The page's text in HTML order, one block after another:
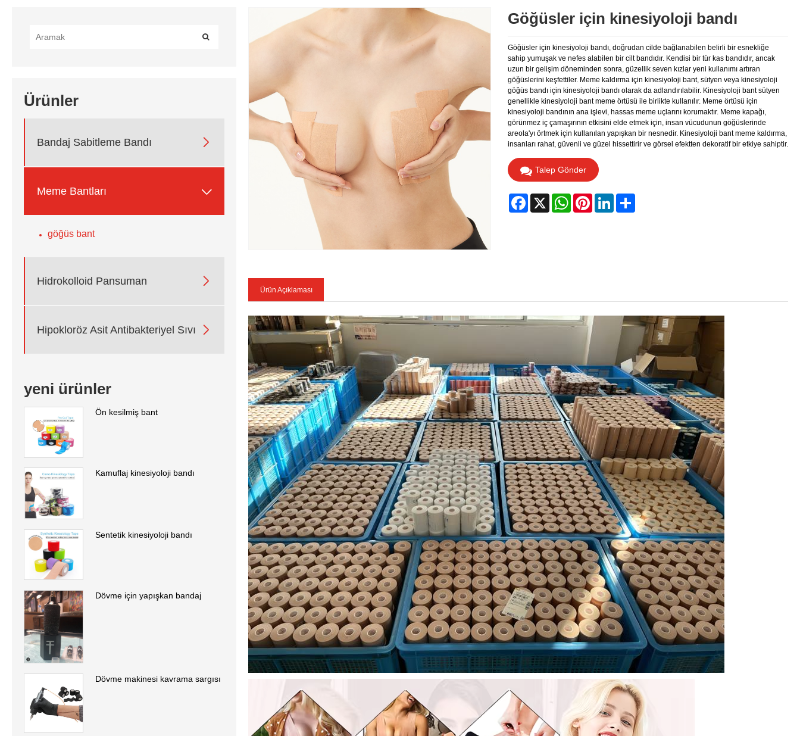
Ürünler
Bandaj Sabitleme Bandı 
Meme Bantları 
göğüs bant
Hidrokolloid Pansuman 
Hipokloröz Asit Antibakteriyel Sıvı 
yeni ürünler
Ön kesilmiş bant
Kamuflaj kinesiyoloji bandı
Sentetik kinesiyoloji bandı
Dövme için yapışkan bandaj
Dövme makinesi kavrama sargısı
Göğüsler için kinesiyoloji bandı
Göğüsler için kinesiyoloji bandı, doğrudan cilde bağlanabilen belirli bir esnekliğe
sahip yumuşak ve nefes alabilen bir cilt bandıdır. Kendisi bir tür kas bandıdır, ancak
uzun bir gelişim döneminden sonra, güzellik seven kızlar yeni kullanımı artıran
göğüslerini keşfettiler. Meme kaldırma için kinesiyoloji bant, sütyen veya kinesiyoloji
göğüs bandı için kinesiyoloji bandı olarak da adlandırılabilir. Kinesiyoloji bant sütyen
genellikle kinesiyoloji bant meme örtüsü ile birlikte kullanılır. Meme örtüsü için
kinesiyoloji bandının ana işlevi, hassas meme uçlarını korumaktır. Meme kapağı,
görünmez iç çamaşırının etkisini elde etmek için, insan vücudunun göğüslerinde
areola'yı örtmek için kullanılan yapışkan bir nesnedir. Kinesiyoloji bant meme kaldırma,
insanları rahat, güvenli ve güzel hissettirir ve görsel efektten dekoratif bir etkiye sahiptir.
Talep Gönder
Facebook WhatsAppPinterestLinkedIn
Ürün Açıklaması